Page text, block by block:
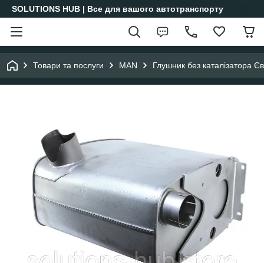
SOLUTIONS HUB | Все для вашого автотранспорту
Товари та послуги MAN Глушник без каталізатора